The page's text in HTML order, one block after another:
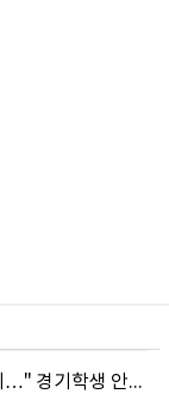
안민석, 개학 앞두고 폭염 대응 특별점검 지시…" 경기학생 안전 최우선"